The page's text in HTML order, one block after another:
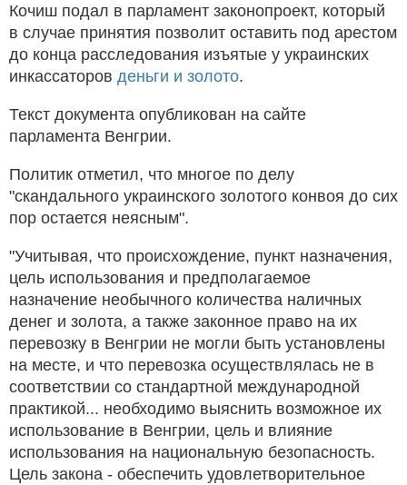
Кочиш подал в парламент законопроект, который
в случае принятия позволит оставить под арестом
до конца расследования изъятые у украинских
инкассаторов деньги и золото.
Текст документа опубликован на сайте
парламента Венгрии.
Политик отметил, что многое по делу
"скандального украинского золотого конвоя до сих
пор остается неясным".
"Учитывая, что происхождение, пункт назначения,
цель использования и предполагаемое
назначение необычного количества наличных
денег и золота, а также законное право на их
перевозку в Венгрии не могли быть установлены
на месте, и что перевозка осуществлялась не в
соответствии со стандартной международной
практикой... необходимо выяснить возможное их
использование в Венгрии, цель и влияние
использования на национальную безопасность.
Цель закона - обеспечить удовлетворительное